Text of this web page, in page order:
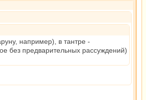
например), в тантре -
без предварительных рассуждений)